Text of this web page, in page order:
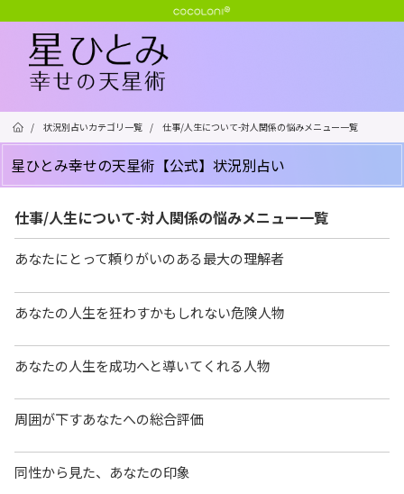
/ 状況別占いカテゴリ一覧 / 仕事/人生について-対人関係の悩みメニュー一覧
星ひとみ幸せの天星術【公式】状況別占い
仕事/人生について-対人関係の悩みメニュー一覧
あなたにとって頼りがいのある最大の理解者
あなたの人生を狂わすかもしれない危険人物
あなたの人生を成功へと導いてくれる人物
周囲が下すあなたへの総合評価
同性から見た、あなたの印象